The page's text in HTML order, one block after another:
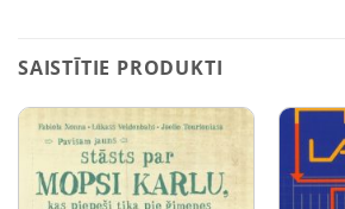
SAISTĪTIE PRODUKTI